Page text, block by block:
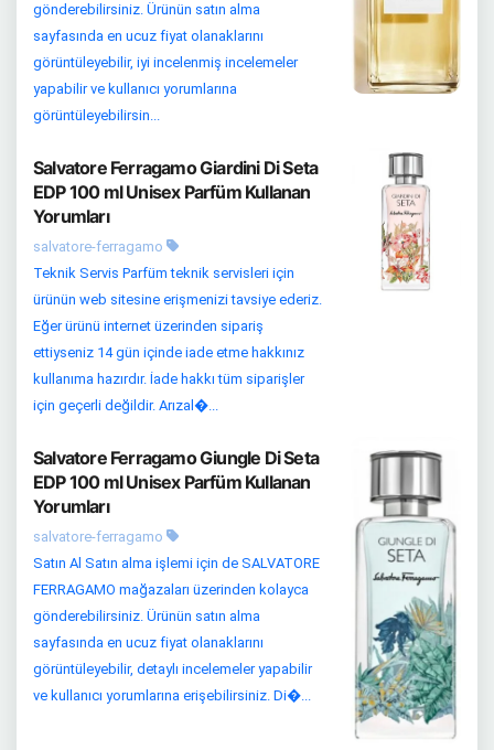
gönderebilirsiniz. Ürünün satın alma
sayfasında en ucuz fiyat olanaklarını
görüntüleyebilir, iyi incelenmiş incelemeler
yapabilir ve kullanıcı yorumlarına
görüntüleyebilirsin...
Salvatore Ferragamo Giardini Di Seta
EDP 100 ml Unisex Parfüm Kullanan
Yorumları
salvatore-ferragamo
Teknik Servis Parfüm teknik servisleri için
ürünün web sitesine erişmenizi tavsiye ederiz.
Eğer ürünü internet üzerinden sipariş
ettiyseniz 14 gün içinde iade etme hakkınız
kullanıma hazırdır. İade hakkı tüm siparişler
için geçerli değildir. Arızal�...
Salvatore Ferragamo Giungle Di Seta
EDP 100 ml Unisex Parfüm Kullanan
Yorumları
salvatore-ferragamo
Satın Al Satın alma işlemi için de SALVATORE
FERRAGAMO mağazaları üzerinden kolayca
gönderebilirsiniz. Ürünün satın alma
sayfasında en ucuz fiyat olanaklarını
görüntüleyebilir, detaylı incelemeler yapabilir
ve kullanıcı yorumlarına erişebilirsiniz. Di�...